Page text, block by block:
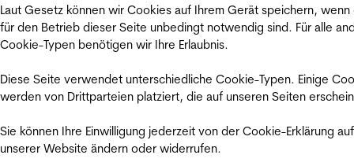
Laut Gesetz können wir Cookies auf Ihrem Gerät speichern, wenn
für den Betrieb dieser Seite unbedingt notwendig sind. Für alle
Cookie-Typen benötigen wir Ihre Erlaubnis.
Diese Seite verwendet unterschiedliche Cookie-Typen. Einige
werden von Drittparteien platziert, die auf unseren Seiten
Sie können Ihre Einwilligung jederzeit von der Cookie-Erklärung auf
unserer Website ändern oder widerrufen.